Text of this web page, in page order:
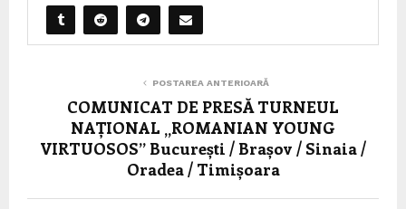
POSTAREA ANTERIOARĂ
COMUNICAT DE PRESĂ TURNEUL
NAȚIONAL „ROMANIAN YOUNG
VIRTUOSOS” București / Brașov / Sinaia /
Oradea / Timișoara